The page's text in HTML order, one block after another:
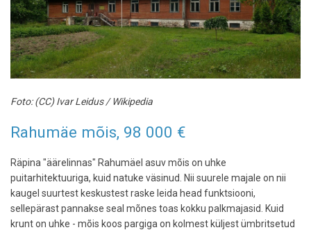
Foto: (CC) Ivar Leidus / Wikipedia
Rahumäe mõis, 98 000 €
Räpina "äärelinnas" Rahumäel asuv mõis on uhke
puitarhitektuuriga, kuid natuke väsinud. Nii suurele majale on nii
kaugel suurtest keskustest raske leida head funktsiooni,
sellepärast pannakse seal mõnes toas kokku palkmajasid. Kuid
krunt on uhke - mõis koos pargiga on kolmest küljest ümbritsetud